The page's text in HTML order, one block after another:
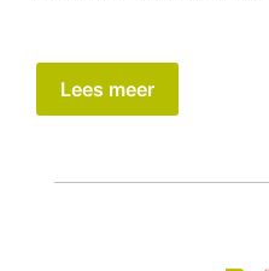
Lees meer